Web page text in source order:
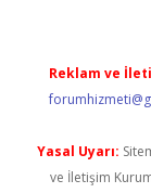
Reklam ve
Yasal Uyarı:
ve İletişim